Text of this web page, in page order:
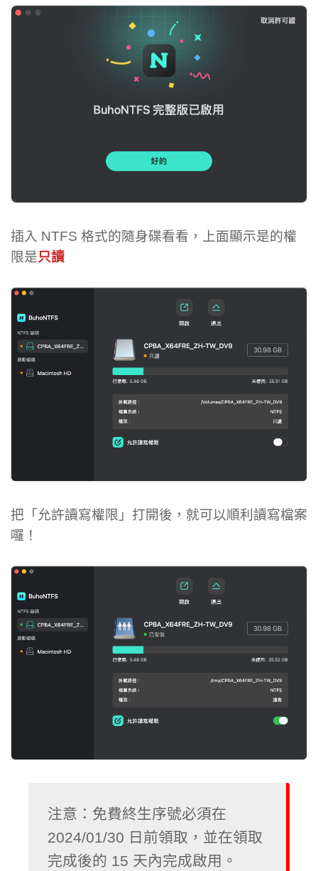
插入 NTFS 格式的隨身碟看看，上面顯示是的權
限是只讀
把「允許讀寫權限」打開後，就可以順利讀寫檔案
囉！
注意：免費終生序號必須在
2024/01/30 日前領取，並在領取
完成後的 15 天內完成啟用。